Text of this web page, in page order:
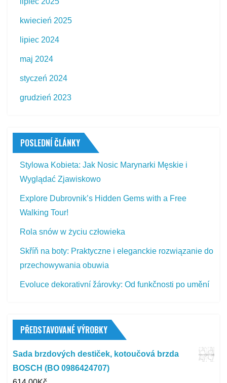
kwiecień 2025
lipiec 2024
maj 2024
styczeń 2024
grudzień 2023
POSLEDNÍ ČLÁNKY
Stylowa Kobieta: Jak Nosic Marynarki Męskie i
Wyglądać Zjawiskowo
Explore Dubrovnik’s Hidden Gems with a Free
Walking Tour!
Rola snów w życiu człowieka
Skříň na boty: Praktyczne i eleganckie rozwiązanie do
przechowywania obuwia
Evoluce dekorativní žárovky: Od funkčnosti po umění
PŘEDSTAVOVANÉ VÝROBKY
Sada brzdových destiček, kotoučová brzda
BOSCH (BO 0986424707)